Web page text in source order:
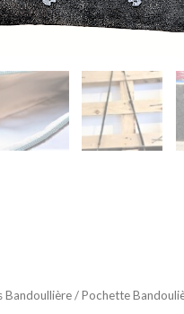
Bandoullière/ Pochette